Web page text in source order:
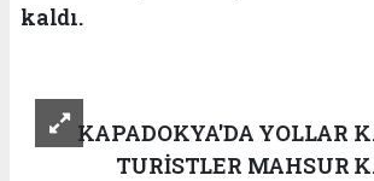
kaldı.
KAPADOKYA'DA YOLLAR
TURİSTLER MAHSUR